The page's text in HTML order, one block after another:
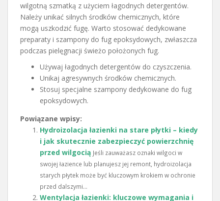
wilgotną szmatką z użyciem łagodnych detergentów.
Należy unikać silnych środków chemicznych, które
mogą uszkodzić fugę. Warto stosować dedykowane
preparaty i szampony do fug epoksydowych, zwłaszcza
podczas pielęgnacji świeżo położonych fug.
Używaj łagodnych detergentów do czyszczenia.
Unikaj agresywnych środków chemicznych.
Stosuj specjalne szampony dedykowane do fug
epoksydowych.
Powiązane wpisy:
Hydroizolacja łazienki na stare płytki – kiedy
i jak skutecznie zabezpieczyć powierzchnię
przed wilgocią Jeśli zauważasz oznaki wilgoci w
swojej łazience lub planujesz jej remont, hydroizolacja
starych płytek może być kluczowym krokiem w ochronie
przed dalszymi...
Wentylacja łazienki: kluczowe wymagania i